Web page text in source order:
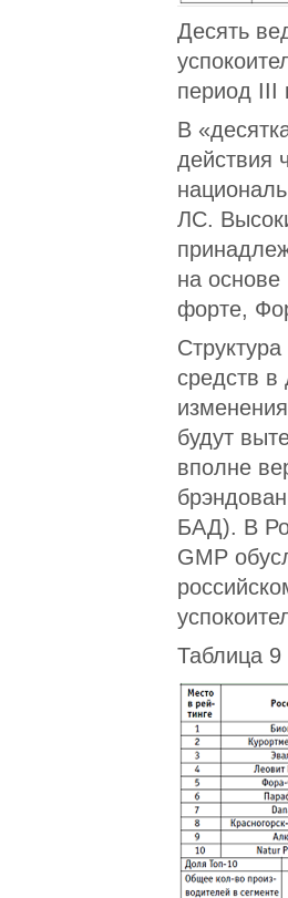
Десять
период III
В
действия
ЛС.
на
форте,
средств в
будут
вполне
БАД). В
GMP
Таблица 9